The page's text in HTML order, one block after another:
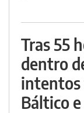
Tras 55
dentro
intentos
Báltico